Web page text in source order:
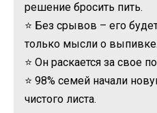
решение бросить пить.
⭐ Без срывов – его
только мысли о выпивке.
⭐ Он раскается за свое
⭐ 98% семей начали
чистого листа.